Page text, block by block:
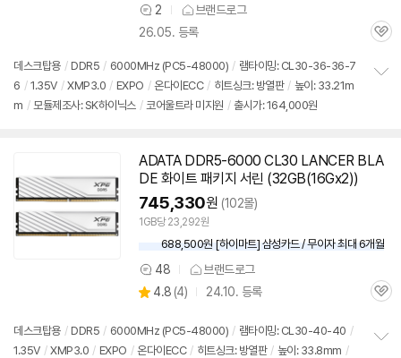
상
품
견
2
브랜드로그
26.05. 등록
관
데스크탑용 / DDR5 / 6000MHz (PC5-48000) / 램타이밍: CL30-36-36-7
6 / 1.35V / XMP3.0 / EXPO / 온다이ECC / 히트싱크: 방열판 / 높이: 33.21m
m / 모듈제조사: SK하이닉스 / 코어울트라 미지원 / 출시가: 164,000원
기
ADATA DDR5-6000 CL30 LANCER BLA
DE 화이트 패키지 서린 (32GB(16Gx2))
745,330원 (102몰)
1GB당 23,292원
688,500원 [하이마트] 삼성카드 / 무이자 최대 6개월
상
품
견
48 브랜드로그
별
4.8 (상
리
뷰
4) 24.10. 등록
관
데스크탑용 / DDR5 / 6000MHz (PC5-48000) / 램타이밍: CL30-40-40 /
1.35V / XMP3.0 / EXPO / 온다이ECC / 히트싱크: 방열판 / 높이: 33.8mm /